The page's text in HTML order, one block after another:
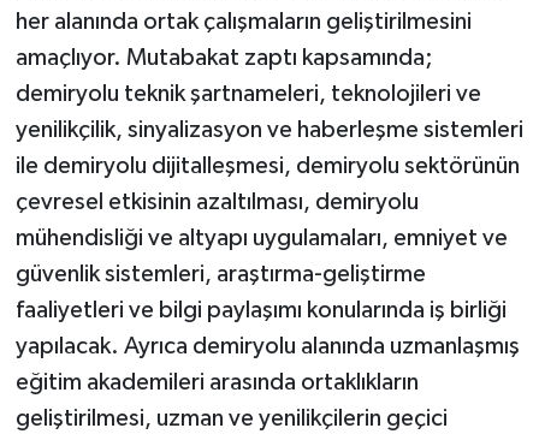
her alanında ortak çalışmaların geliştirilmesini
amaçlıyor. Mutabakat zaptı kapsamında;
demiryolu teknik şartnameleri, teknolojileri ve
yenilikçilik, sinyalizasyon ve haberleşme sistemleri
ile demiryolu dijitalleşmesi, demiryolu sektörünün
çevresel etkisinin azaltılması, demiryolu
mühendisliği ve altyapı uygulamaları, emniyet ve
güvenlik sistemleri, araştırma-geliştirme
faaliyetleri ve bilgi paylaşımı konularında iş birliği
yapılacak. Ayrıca demiryolu alanında uzmanlaşmış
eğitim akademileri arasında ortaklıkların
geliştirilmesi, uzman ve yenilikçilerin geçici